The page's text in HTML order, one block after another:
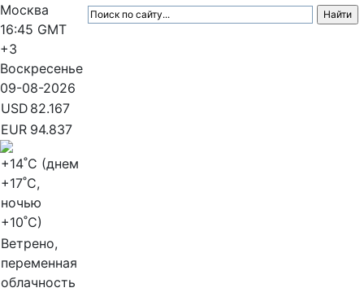
Москва
16:45 GMT
+3
Воскресенье
09-08-2026
USD 82.167
EUR 94.837
+14˚C (днем
+17˚C,
ночью
+10˚C)
Ветрено,
переменная
облачность